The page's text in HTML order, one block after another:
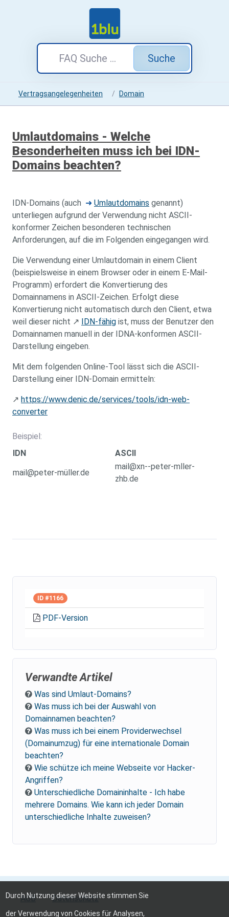
Suche
Vertragsangelegenheiten Domain
Umlautdomains - Welche
Besonderheiten muss ich bei IDN-
Domains beachten?
IDN-Domains (auch ➜ Umlautdomains genannt)
unterliegen aufgrund der Verwendung nicht ASCII-
konformer Zeichen besonderen technischen
Anforderungen, auf die im Folgenden eingegangen wird.
Die Verwendung einer Umlautdomain in einem Client
(beispielsweise in einem Browser oder in einem E-Mail-
Programm) erfordert die Konvertierung des
Domainnamens in ASCII-Zeichen. Erfolgt diese
Konvertierung nicht automatisch durch den Client, etwa
weil dieser nicht ↗ IDN-fähig ist, muss der Benutzer den
Domainnamen manuell in der IDNA-konformen ASCII-
Darstellung eingeben.
Mit dem folgenden Online-Tool lässt sich die ASCII-
Darstellung einer IDN-Domain ermitteln:
↗ https://www.denic.de/services/tools/idn-web-
converter
Beispiel:
IDN
ASCII
mail@peter-müller.de
mail@xn--peter-mller-
zhb.de
ID #1166
PDF-Version
Verwandte Artikel
Was sind Umlaut-Domains?
Was muss ich bei der Auswahl von
Domainnamen beachten?
Was muss ich bei einem Providerwechsel
(Domainumzug) für eine internationale Domain
beachten?
Wie schütze ich meine Webseite vor Hacker-
Angriffen?
Unterschiedliche Domaininhalte - Ich habe
mehrere Domains. Wie kann ich jeder Domain
unterschiedliche Inhalte zuweisen?
AGB Datenschutz
Durch Nutzung dieser Website stimmen Sie
der Verwendung von Cookies für Analysen,